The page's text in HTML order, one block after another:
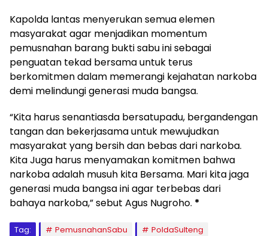
Kapolda lantas menyerukan semua elemen
masyarakat agar menjadikan momentum
pemusnahan barang bukti sabu ini sebagai
penguatan tekad bersama untuk terus
berkomitmen dalam memerangi kejahatan narkoba
demi melindungi generasi muda bangsa.
“Kita harus senantiasda bersatupadu, bergandengan
tangan dan bekerjasama untuk mewujudkan
masyarakat yang bersih dan bebas dari narkoba.
Kita Juga harus menyamakan komitmen bahwa
narkoba adalah musuh kita Bersama. Mari kita jaga
generasi muda bangsa ini agar terbebas dari
bahaya narkoba,” sebut Agus Nugroho. *
Tag: PemusnahanSabu PoldaSulteng